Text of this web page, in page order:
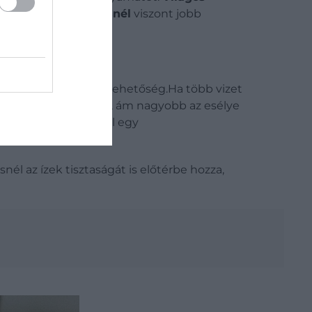
Sötétebb pörkölésnél viszont jobb
nem az egyetlen lehetőség.Ha több vizet
italt kapunk, ám nagyobb az esélye
alsó tartályba: erről egy
az ízek tisztaságát is előtérbe hozza,